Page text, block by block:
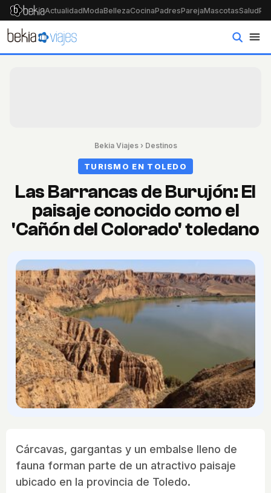
ActualidadModaBellezaCocinaPadresParejaMascotasSalud
Bekia Viajes› Destinos
TURISMO EN TOLEDO
Las Barrancas de Burujón: El
paisaje conocido como el
'Cañón del Colorado' toledano
Cárcavas, gargantas y un embalse lleno de
fauna forman parte de un atractivo paisaje
ubicado en la provincia de Toledo.